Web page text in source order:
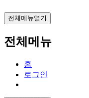
전체메뉴열기
전체메뉴
홈
로그인